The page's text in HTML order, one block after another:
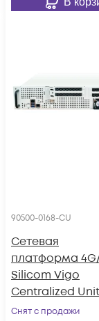
90500-0168-CU
Сетевая
платформа
Silicom Vigo
Centralized
Intel D2183IT,
Снят с продажи